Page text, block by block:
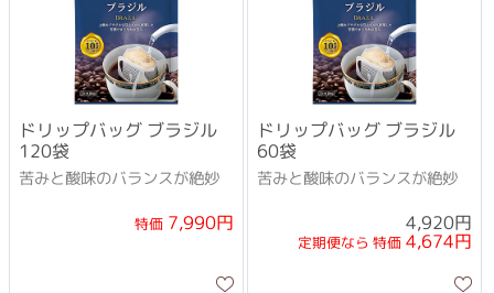
ドリップバッグ ブラジル
120袋
苦みと酸味のバランスが絶妙
特価7,990円
ドリップバッグ ブラジル
60袋
苦みと酸味のバランスが絶妙
4,920円
定期便なら 特価4,674円